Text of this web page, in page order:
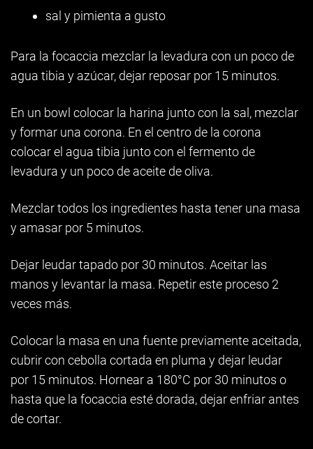
sal y pimienta a gusto
Para la focaccia mezclar la levadura con un poco de
agua tibia y azúcar, dejar reposar por 15 minutos.
En un bowl colocar la harina junto con la sal, mezclar
y formar una corona. En el centro de la corona
colocar el agua tibia junto con el fermento de
levadura y un poco de aceite de oliva.
Mezclar todos los ingredientes hasta tener una masa
y amasar por 5 minutos.
Dejar leudar tapado por 30 minutos. Aceitar las
manos y levantar la masa. Repetir este proceso 2
veces más.
Colocar la masa en una fuente previamente aceitada,
cubrir con cebolla cortada en pluma y dejar leudar
por 15 minutos. Hornear a 180°C por 30 minutos o
hasta que la focaccia esté dorada, dejar enfriar antes
de cortar.